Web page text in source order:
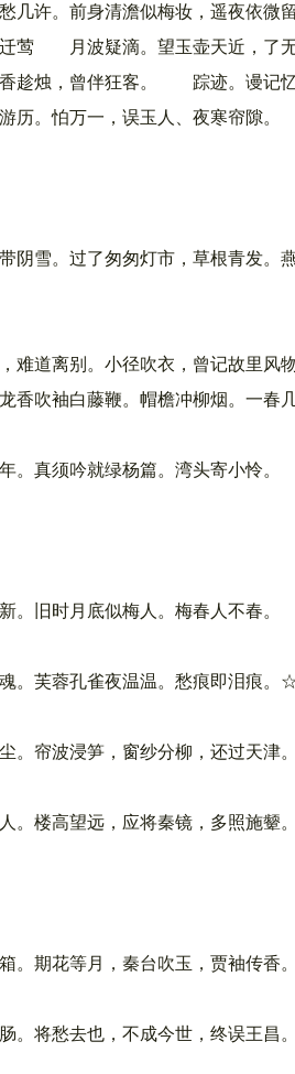
许。前身清澹似梅妆，遥夜依
月波疑滴。望玉壶天近，了无
趁烛，曾伴狂客。 踪迹。谩记
历。怕万一，误玉人、夜寒帘隙。
雪。过了匆匆灯市，草根青发。
道离别。小径吹衣，曾记故里风
白藤鞭。帽檐冲柳烟。一春几
真须吟就绿杨篇。湾头寄小怜。
旧时月底似梅人。梅春人不春。
芙蓉孔雀夜温温。愁痕即泪痕。☆
帘波浸笋，窗纱分柳，还过天津。
楼高望远，应将秦镜，多照施颦。
期花等月，秦台吹玉，贾袖传香。
将愁去也，不成今世，终误王